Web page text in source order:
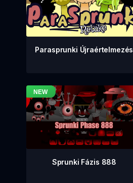
Parasprunki Újraértelmezés
Sprunki Fázis 888